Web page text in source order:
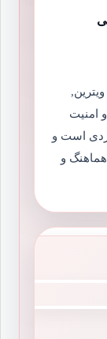
امنیت
است و
و